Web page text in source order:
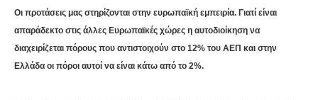
Οι προτάσεις μας στηρίζονται στην ευρωπαϊκή εμπειρία. Γιατί είναι
απαράδεκτο στις άλλες Ευρωπαϊκές χώρες η αυτοδιοίκηση να
διαχειρίζεται πόρους που αντιστοιχούν στο 12% του ΑΕΠ και στην
Ελλάδα οι πόροι αυτοί να είναι κάτω από το 2%.